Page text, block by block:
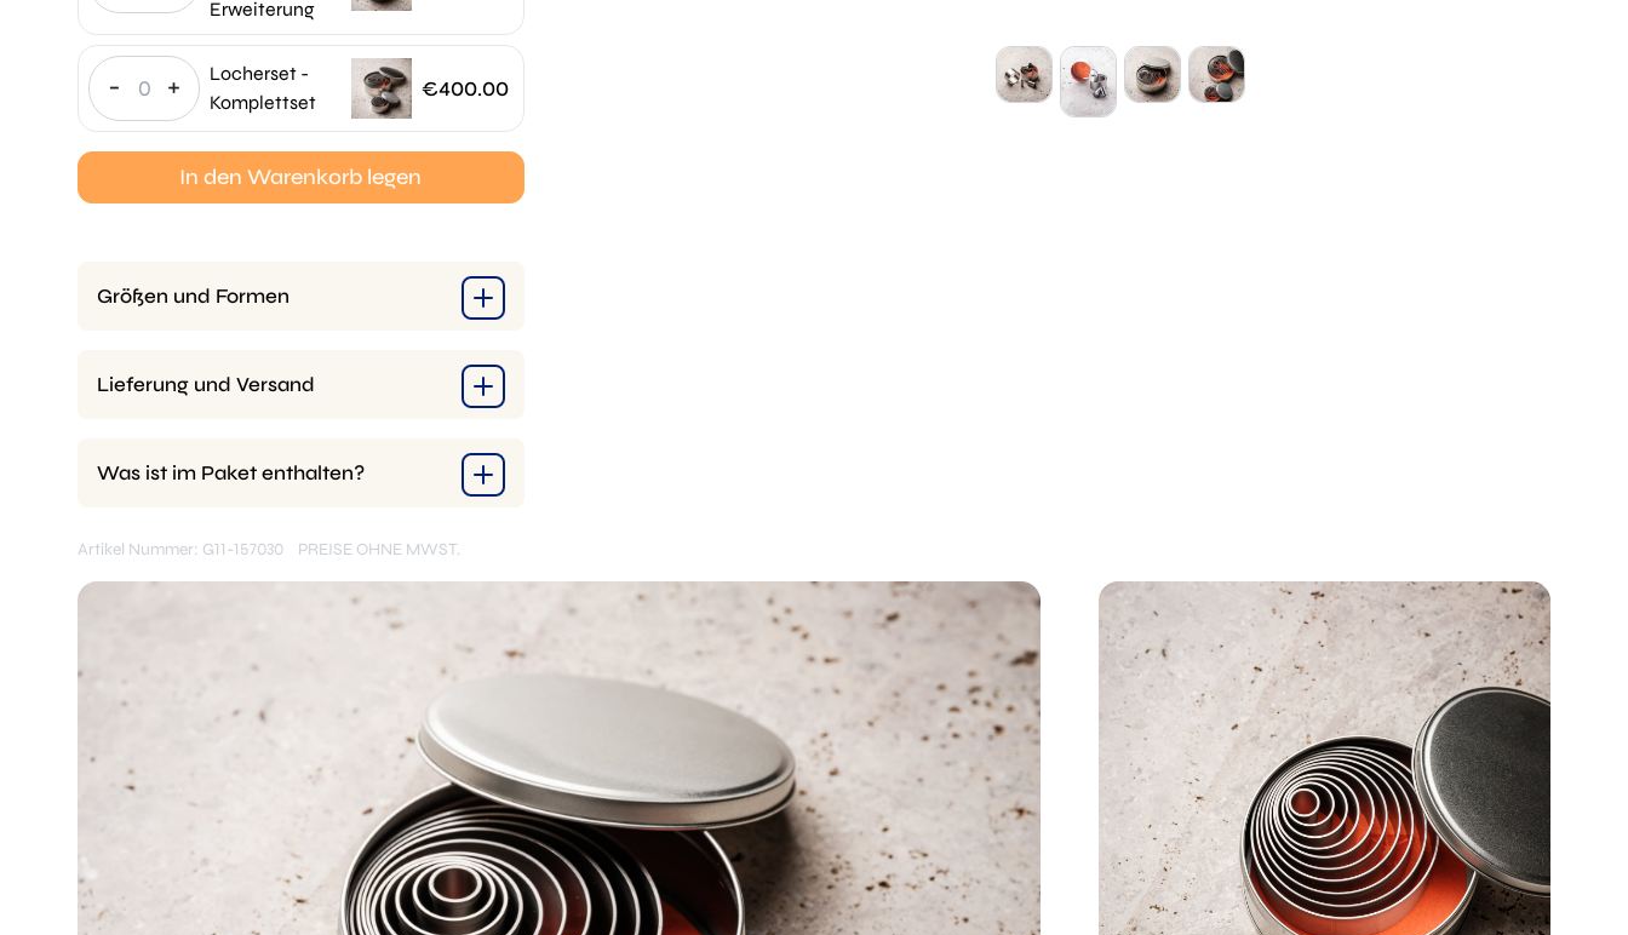
Erweiterung
- +
Locherset -
Komplettset
€400.00
In den Warenkorb legen
Größen und Formen
Lieferung und Versand
Was ist im Paket enthalten?
Artikel Nummer: G11-157030 PREISE OHNE MWST.